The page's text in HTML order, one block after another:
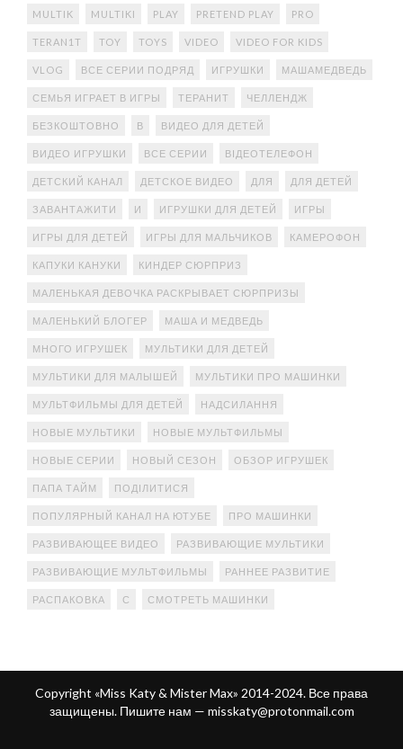
MULTIK MULTIKI PLAY PRETEND PLAY PRO
TERAN1T TOY TOYS VIDEO VIDEO FOR KIDS
VLOG ВСЕ СЕРИИ ПОДРЯД ИГРУШКИ МАШАМЕДВЕДЬ
СЕМЬЯ ИГРАЕТ В ИГРЫ ТЕРАНИТ ЧЕЛЛЕНДЖ
БЕЗКОШТОВНО В ВИДЕО ДЛЯ ДЕТЕЙ
ВИДЕО ИГРУШКИ ВСЕ СЕРИИ ВІДЕОТЕЛЕФОН
ДЕТСКИЙ КАНАЛ ДЕТСКОЕ ВИДЕО ДЛЯ ДЛЯ ДЕТЕЙ
ЗАВАНТАЖИТИ И ИГРУШКИ ДЛЯ ДЕТЕЙ ИГРЫ
ИГРЫ ДЛЯ ДЕТЕЙ ИГРЫ ДЛЯ МАЛЬЧИКОВ КАМЕРОФОН
КАПУКИ КАНУКИ КИНДЕР СЮРПРИЗ
МАЛЕНЬКАЯ ДЕВОЧКА РАСКРЫВАЕТ СЮРПРИЗЫ
МАЛЕНЬКИЙ БЛОГЕР МАША И МЕДВЕДЬ
МНОГО ИГРУШЕК МУЛЬТИКИ ДЛЯ ДЕТЕЙ
МУЛЬТИКИ ДЛЯ МАЛЫШЕЙ МУЛЬТИКИ ПРО МАШИНКИ
МУЛЬТФИЛЬМЫ ДЛЯ ДЕТЕЙ НАДСИЛАННЯ
НОВЫЕ МУЛЬТИКИ НОВЫЕ МУЛЬТФИЛЬМЫ
НОВЫЕ СЕРИИ НОВЫЙ СЕЗОН ОБЗОР ИГРУШЕК
ПАПА ТАЙМ ПОДІЛИТИСЯ
ПОПУЛЯРНЫЙ КАНАЛ НА ЮТУБЕ ПРО МАШИНКИ
РАЗВИВАЮЩЕЕ ВИДЕО РАЗВИВАЮЩИЕ МУЛЬТИКИ
РАЗВИВАЮЩИЕ МУЛЬТФИЛЬМЫ РАННЕЕ РАЗВИТИЕ
РАСПАКОВКА С СМОТРЕТЬ МАШИНКИ
Copyright «Miss Katy & Mister Max» 2014-2024. Все права
защищены. Пишите нам — misskaty@protonmail.com